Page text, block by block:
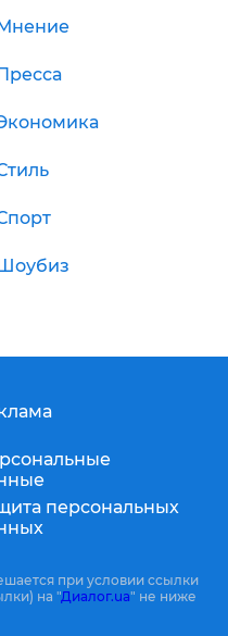
персональных
при условии ссылки
на "Диалог.ua" не ниже